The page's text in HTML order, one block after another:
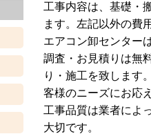
工事内容は、基礎・
ます。左記以外の費
エアコン卸センター
調査・お見積りは無
り・施工を致します
客様のニーズにお応
工事品質は業者によ
大切です。